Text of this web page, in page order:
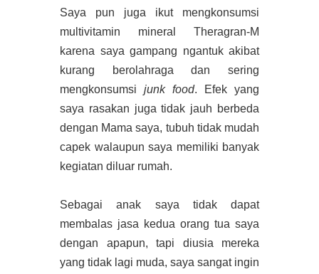
Saya pun juga ikut mengkonsumsi
multivitamin mineral Theragran-M
karena saya gampang ngantuk akibat
kurang berolahraga dan sering
mengkonsumsi junk food. Efek yang
saya rasakan juga tidak jauh berbeda
dengan Mama saya, tubuh tidak mudah
capek walaupun saya memiliki banyak
kegiatan diluar rumah.
Sebagai anak saya tidak dapat
membalas jasa kedua orang tua saya
dengan apapun, tapi diusia mereka
yang tidak lagi muda, saya sangat ingin